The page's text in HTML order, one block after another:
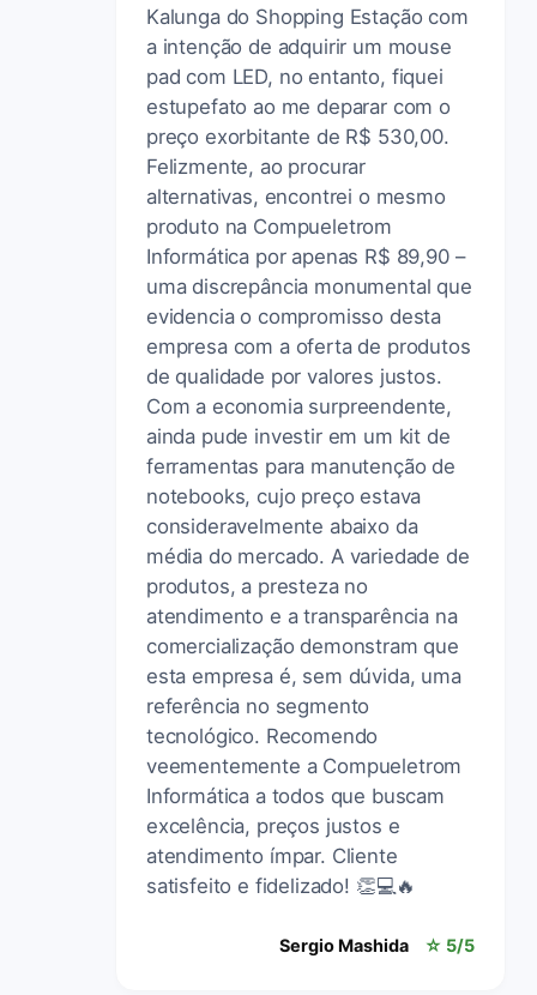
Kalunga do Shopping Estação com
a intenção de adquirir um mouse
pad com LED, no entanto, fiquei
estupefato ao me deparar com o
preço exorbitante de R$ 530,00.
Felizmente, ao procurar
alternativas, encontrei o mesmo
produto na Compueletrom
Informática por apenas R$ 89,90 –
uma discrepância monumental que
evidencia o compromisso desta
empresa com a oferta de produtos
de qualidade por valores justos.
Com a economia surpreendente,
ainda pude investir em um kit de
ferramentas para manutenção de
notebooks, cujo preço estava
consideravelmente abaixo da
média do mercado. A variedade de
produtos, a presteza no
atendimento e a transparência na
comercialização demonstram que
esta empresa é, sem dúvida, uma
referência no segmento
tecnológico. Recomendo
veementemente a Compueletrom
Informática a todos que buscam
excelência, preços justos e
atendimento ímpar. Cliente
satisfeito e fidelizado! 👏💻🔥
Sergio Mashida ☆ 5/5